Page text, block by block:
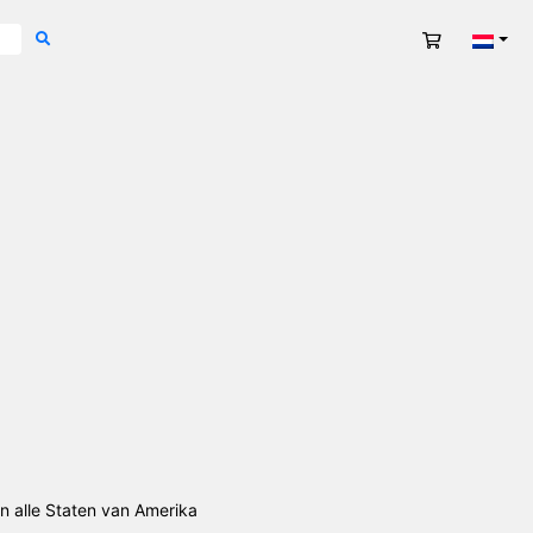
alle Staten van Amerika